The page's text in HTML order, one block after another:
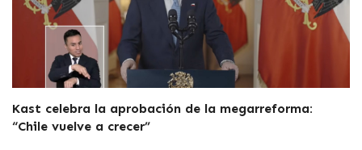
Kast celebra la aprobación de la megarreforma:
“Chile vuelve a crecer”